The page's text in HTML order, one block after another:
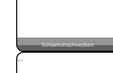
Schlammschnecken
…